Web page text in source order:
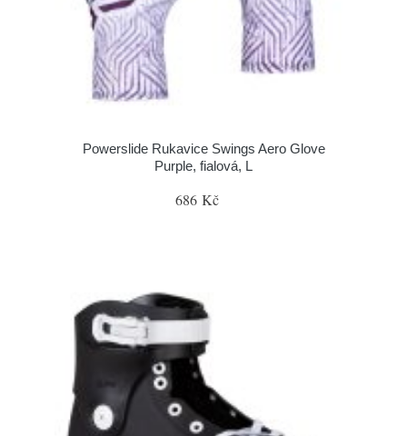
Powerslide Rukavice Swings Aero Glove
Purple, fialová, L
686 Kč